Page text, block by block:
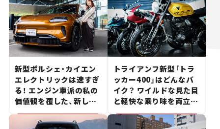
新型ポルシェ・カイエン
エレクトリックは速すぎ
る！ エンジン車派の私の
価値観を覆した、新しい
ポルシェの走り。
トライアンフ新型「トラ
ッカー400」はどんなバ
イク？ ワイルドな見た目
と軽快な乗り味を両立し
た400ccフラットトラッ
カー【試乗レビュー】